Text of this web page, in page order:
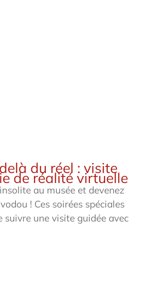
du réel : visite
de réalité virtuelle
au musée et devenez
! Ces soirées spéciales
suivre une visite guidée avec